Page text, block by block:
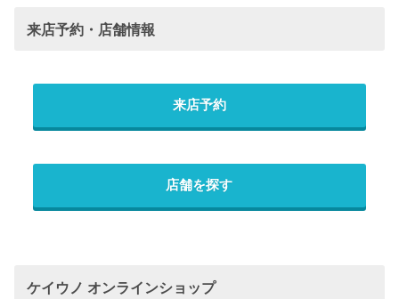
来店予約・店舗情報
来店予約
店舗を探す
ケイウノ オンラインショップ